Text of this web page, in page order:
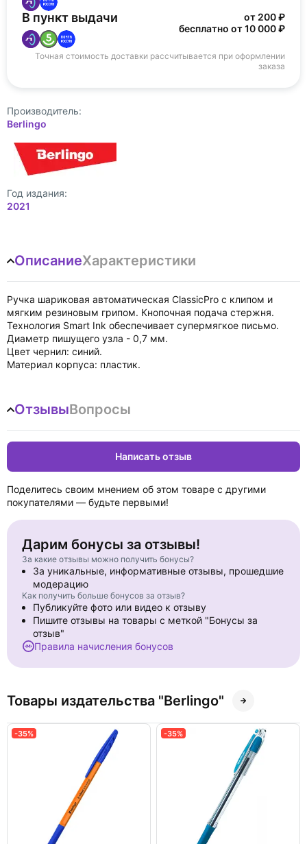
В пункт выдачи
от 200 ₽
бесплатно от 10 000 ₽
Точная стоимость доставки рассчитывается при оформлении
заказа
Производитель:
Berlingo
Год издания:
2021
ОписаниеХарактеристики
Ручка шариковая автоматическая ClassicPro с клипом и
мягким резиновым грипом. Кнопочная подача стержня.
Технология Smart Ink обеспечивает супермягкое письмо.
Диаметр пишущего узла - 0,7 мм.
Цвет чернил: синий.
Материал корпуса: пластик.
ОтзывыВопросы
Написать отзыв
Поделитесь своим мнением об этом товаре с другими
покупателями — будьте первыми!
Дарим бонусы за отзывы!
За какие отзывы можно получить бонусы?
За уникальные, информативные отзывы, прошедшие
модерацию
Как получить больше бонусов за отзыв?
Публикуйте фото или видео к отзыву
Пишите отзывы на товары с меткой "Бонусы за
отзыв"
Правила начисления бонусов
Товары издательства "Berlingo"
-35% -35%